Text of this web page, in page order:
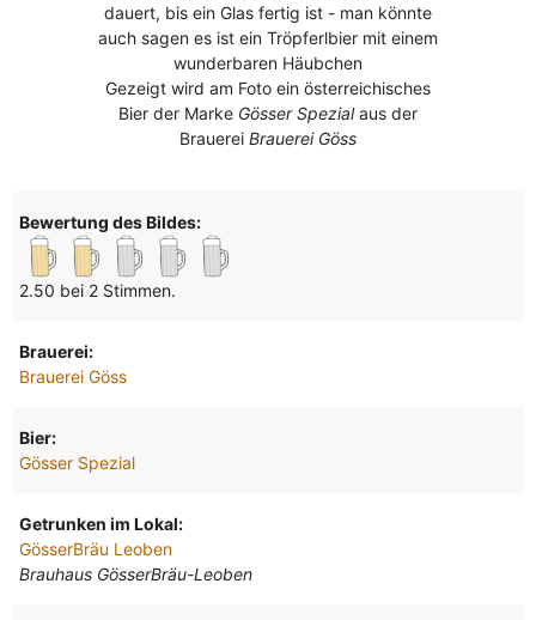
dauert, bis ein Glas fertig ist - man könnte
auch sagen es ist ein Tröpferlbier mit einem
wunderbaren Häubchen
Gezeigt wird am Foto ein österreichisches
Bier der Marke Gösser Spezialaus der
Brauerei Brauerei Göss
Bewertung des Bildes:
2.50 bei 2 Stimmen.
Brauerei:
Brauerei Göss
Bier:
Gösser Spezial
Getrunken im Lokal:
GösserBräu Leoben
Brauhaus GösserBräu-Leoben